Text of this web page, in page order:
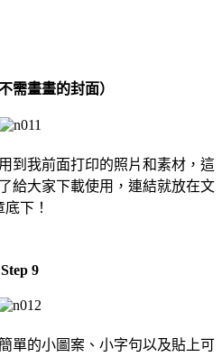
需畫畫的封面）
到我前面打印的照片和素材，這
給大家下載使用，連結就放在文
底下！
Step 9
單的小圖案、小字句以及貼上可